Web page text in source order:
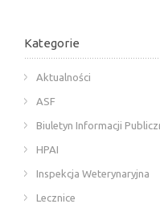
Kategorie
Aktualności
ASF
Biuletyn Informacji
HPAI
Inspekcja Weterynaryjna
Lecznice